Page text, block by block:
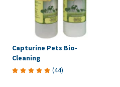
Capturine Pets Bio-
Cleaning
(44)